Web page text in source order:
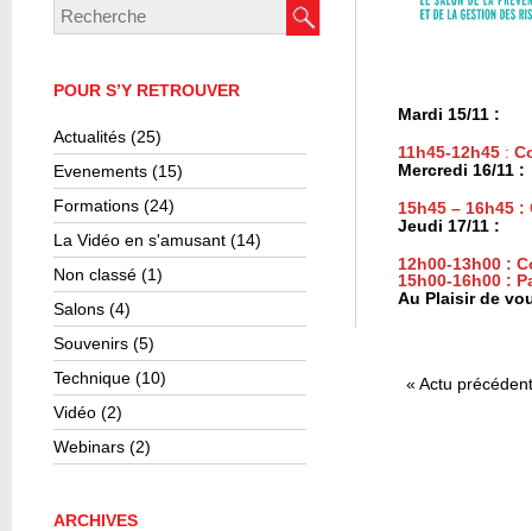
POUR S’Y RETROUVER
Actualités (25)
Evenements (15)
Formations (24)
La Vidéo en s'amusant (14)
Non classé (1)
Salons (4)
Souvenirs (5)
Technique (10)
Vidéo (2)
Webinars (2)
ARCHIVES
Mardi 15/11 :
11h45-12h45 :
Mercredi 16/11 :
15h45 – 16h45
Jeudi 17/11 :
12h00-13h00 :
15h00-16h00 :
Au Plaisir de
« Actu